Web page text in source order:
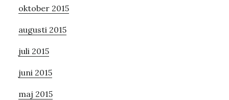
oktober 2015
augusti 2015
juli 2015
juni 2015
maj 2015